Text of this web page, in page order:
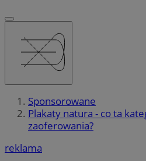
Sponsorowane
Plakaty natura - co ta
zaoferowania?
reklama